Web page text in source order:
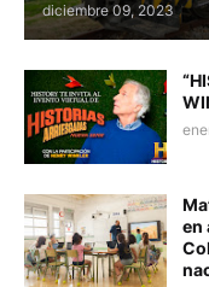
diciembre 09, 2023
en